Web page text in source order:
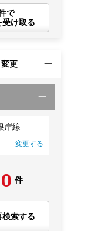
で
受け取る
更
岸線
変更する
0 件
検索する